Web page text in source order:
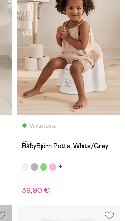
Varastossa
(74)
BabyBjörn Potta, White/Grey
39,90 €